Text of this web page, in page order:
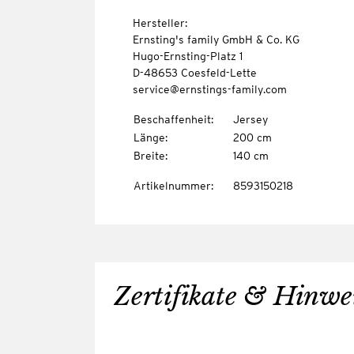
Hersteller:
Ernsting's family GmbH & Co. KG
Hugo-Ernsting-Platz 1
D-48653 Coesfeld-Lette
service@ernstings-family.com
Beschaffenheit:
Jersey
Länge:
200 cm
Breite: 140 cm
Artikelnummer: 8593150218
Zertifikate &